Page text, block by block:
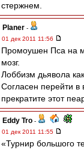
стержнем.
Planer -
01 дек 2011 11:56
Промоушен Пса на
мозг.
Лоббизм дьявола
Согласен перейти
прекратите этот
Eddy Tro -
01 дек 2011 11:55
«Турнир большого